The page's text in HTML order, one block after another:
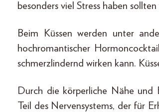
besonders viel Stress haben
Beim Küssen werden unter
hochromantischer
schmerzlindernd wirken kann.
Durch die körperliche Nähe und
Teil des Nervensystems, der für